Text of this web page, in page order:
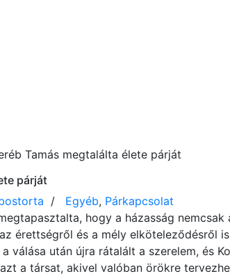
Tamás megtalálta élete párját
párját
/ Egyéb, Párkapcsolat
hogy a házasság
érettségről és a mély elköteleződésről
válása után újra rátalált a szerelem, és
a társat, akivel valóban örökre